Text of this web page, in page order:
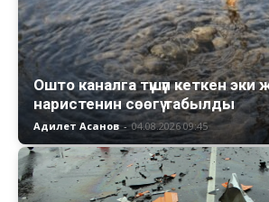
Ошто каналга түшүп кеткен
наристенин сөөгү табылды
Адилет Асанов - 04.08.2026 09:45